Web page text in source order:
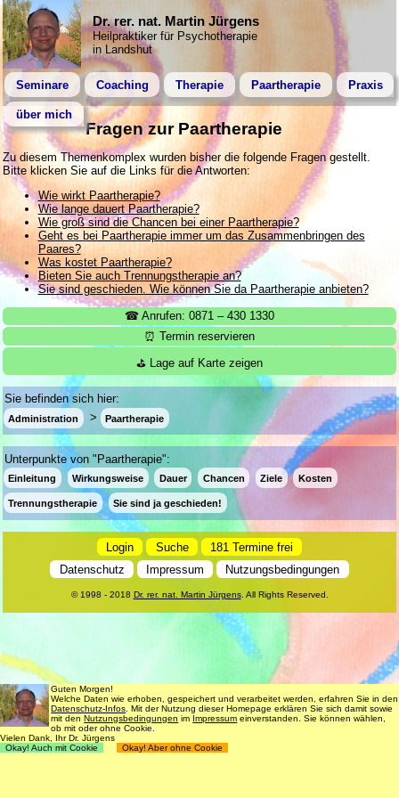
Dr. rer. nat. Martin Jürgens
Heilpraktiker für Psychotherapie
in Landshut
Seminare Coaching Therapie Paartherapie Praxis
über mich
Fragen zur Paartherapie
Zu diesem Themenkomplex wurden bisher die folgende Fragen gestellt.
Bitte klicken Sie auf die Links für die Antworten:
Wie wirkt Paartherapie?
Wie lange dauert Paartherapie?
Wie groß sind die Chancen bei einer Paartherapie?
Geht es bei Paartherapie immer um das Zusammenbringen des
Paares?
Was kostet Paartherapie?
Bieten Sie auch Trennungstherapie an?
Sie sind geschieden. Wie können Sie da Paartherapie anbieten?
☎ Anrufen: 0871 – 430 1330
⏰ Termin reservieren
⛳ Lage auf Karte zeigen
Sie befinden sich hier:
Administration Paartherapie
Unterpunkte von "Paartherapie":
Einleitung Wirkungsweise Dauer Chancen Ziele Kosten
Trennungstherapie Sie sind ja geschieden!
Login Suche
181 Termine frei
Datenschutz
Impressum Nutzungsbedingungen
© 1998 - 2018 Dr. rer. nat. Martin Jürgens. All Rights Reserved.
Guten Morgen!
Welche Daten wie erhoben, gespeichert und verarbeitet werden, erfahren Sie in den
Datenschutz-Infos . Mit der Nutzung dieser Homepage erklären Sie sich damit sowie
mit denNutzungsbedingungen im Impressum einverstanden. Sie können wählen,
ob mit oder ohne Cookie.
Vielen Dank, Ihr Dr. Jürgens
Okay! Auch mit Cookie
Okay! Aber ohne Cookie